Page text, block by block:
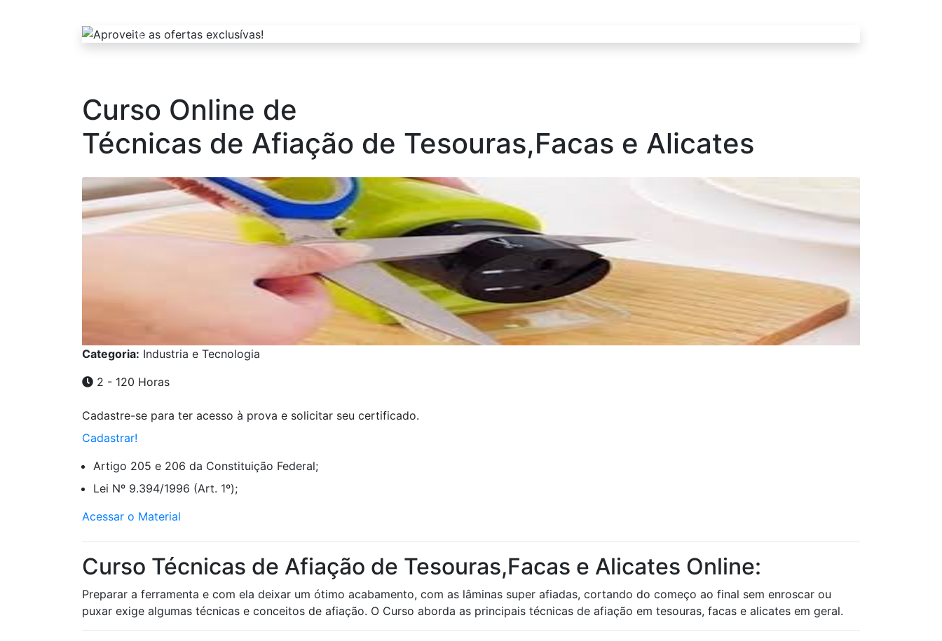
Curso Online de
Técnicas de Afiação de Tesouras,Facas e Alicates
Categoria: Industria e Tecnologia
2 - 120 Horas
Cadastre-se para ter acesso à prova e solicitar seu certificado.
Cadastrar!
Artigo 205 e 206 da Constituição Federal;
Lei Nº 9.394/1996 (Art. 1º);
Acessar o Material
Curso Técnicas de Afiação de Tesouras,Facas e Alicates Online:
Preparar a ferramenta e com ela deixar um ótimo acabamento, com as lâminas super afiadas, cortando do começo ao final sem enroscar ou
puxar exige algumas técnicas e conceitos de afiação. O Curso aborda as principais técnicas de afiação em tesouras, facas e alicates em geral.